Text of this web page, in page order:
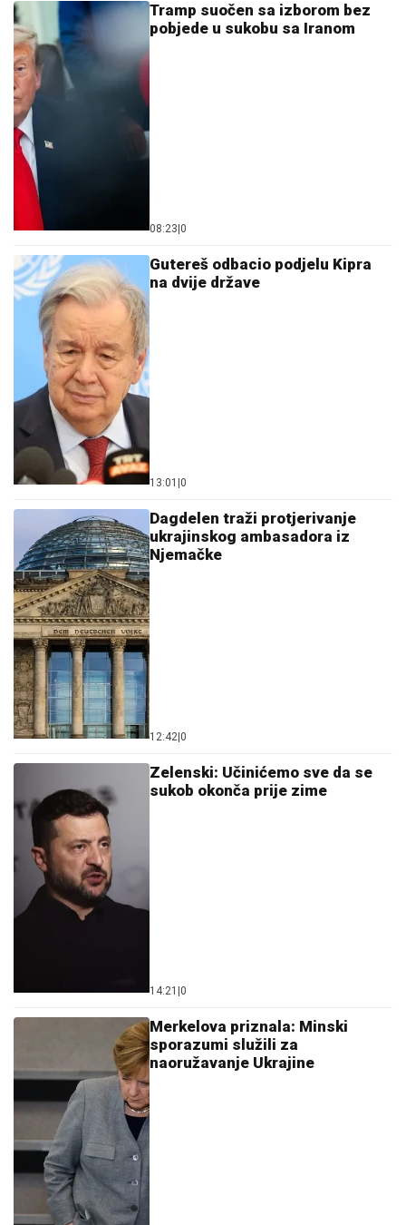
Tramp suočen sa izborom bez
pobjede u sukobu sa Iranom
08:23 0
Gutereš odbacio podjelu Kipra
na dvije države
13:01 0
Dagdelen traži protjerivanje
ukrajinskog ambasadora iz
Njemačke
12:42 0
Zelenski: Učinićemo sve da se
sukob okonča prije zime
14:21 0
Merkelova priznala: Minski
sporazumi služili za
naoružavanje Ukrajine